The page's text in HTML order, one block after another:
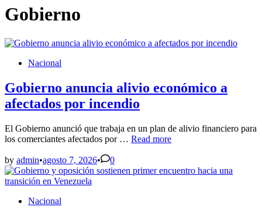
Gobierno
PostedNacional
Gobierno anuncia alivio económico a
afectados por incendio
El Gobierno anunció que trabaja en un plan de alivio financiero para
los comerciantes afectados por … Gobierno
económico
Read more
by admin•agosto 7, 2026• 0
PostedNacional